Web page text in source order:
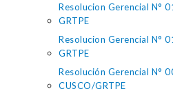
Resolucion Gerencial N°
GRTPE
Resolucion Gerencial N°
GRTPE
Resolución Gerencial N°
CUSCO/GRTPE